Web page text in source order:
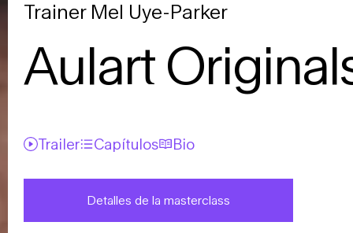
Trainer Mel Uye-Parker
Aulart
Trailer Capítulos Bio
Detalles de la masterclass